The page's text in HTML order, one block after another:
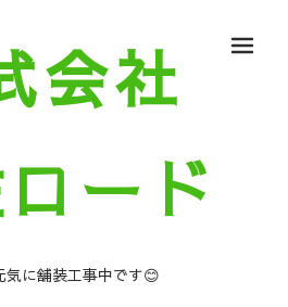
会社
ード
気に舗装工事中です😊